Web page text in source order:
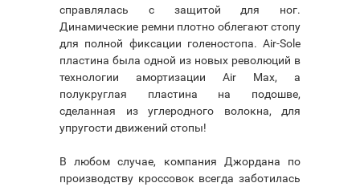
справлялась с защитой для ног.
Динамические ремни плотно облегают стопу
для полной фиксации голеностопа. Air-Sole
пластина была одной из новых революций в
технологии амортизации Air Max, а
полукруглая пластина на подошве,
сделанная из углеродного волокна, для
упругости движений стопы!
В любом случае, компания Джордана по
производству кроссовок всегда заботилась